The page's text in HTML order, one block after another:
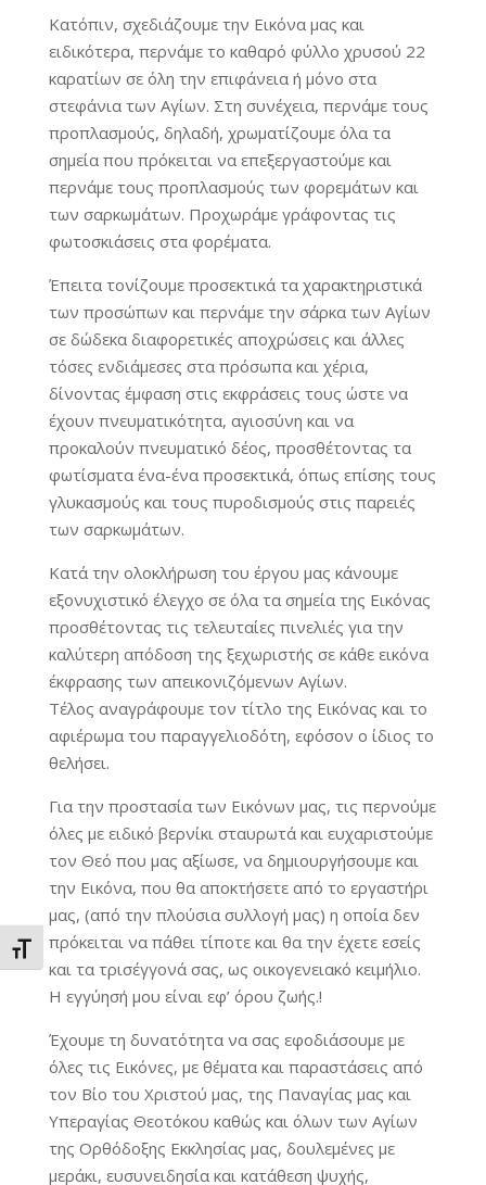
Εναλλαγή Μεγέθους Γραμμάτων
Κατόπιν, σχεδιάζουμε την Εικόνα μας και
ειδικότερα, περνάμε το καθαρό φύλλο χρυσού 22
καρατίων σε όλη την επιφάνεια ή μόνο στα
στεφάνια των Αγίων. Στη συνέχεια, περνάμε τους
προπλασμούς, δηλαδή, χρωματίζουμε όλα τα
σημεία που πρόκειται να επεξεργαστούμε και
περνάμε τους προπλασμούς των φορεμάτων και
των σαρκωμάτων. Προχωράμε γράφοντας τις
φωτοσκιάσεις στα φορέματα.
Έπειτα τονίζουμε προσεκτικά τα χαρακτηριστικά
των προσώπων και περνάμε την σάρκα των Αγίων
σε δώδεκα διαφορετικές αποχρώσεις και άλλες
τόσες ενδιάμεσες στα πρόσωπα και χέρια,
δίνοντας έμφαση στις εκφράσεις τους ώστε να
έχουν πνευματικότητα, αγιοσύνη και να
προκαλούν πνευματικό δέος, προσθέτοντας τα
φωτίσματα ένα-ένα προσεκτικά, όπως επίσης τους
γλυκασμούς και τους πυροδισμούς στις παρειές
των σαρκωμάτων.
Κατά την ολοκλήρωση του έργου μας κάνουμε
εξονυχιστικό έλεγχο σε όλα τα σημεία της Εικόνας
προσθέτοντας τις τελευταίες πινελιές για την
καλύτερη απόδοση της ξεχωριστής σε κάθε εικόνα
έκφρασης των απεικονιζόμενων Αγίων.
Τέλος αναγράφουμε τον τίτλο της Εικόνας και το
αφιέρωμα του παραγγελιοδότη, εφόσον ο ίδιος το
θελήσει.
Για την προστασία των Εικόνων μας, τις περνούμε
όλες με ειδικό βερνίκι σταυρωτά και ευχαριστούμε
τον Θεό που μας αξίωσε, να δημιουργήσουμε και
την Εικόνα, που θα αποκτήσετε από το εργαστήρι
μας, (από την πλούσια συλλογή μας) η οποία δεν
πρόκειται να πάθει τίποτε και θα την έχετε εσείς
και τα τρισέγγονά σας, ως οικογενειακό κειμήλιο.
Η εγγύησή μου είναι εφ’ όρου ζωής.!
Έχουμε τη δυνατότητα να σας εφοδιάσουμε με
όλες τις Εικόνες, με θέματα και παραστάσεις από
τον Βίο του Χριστού μας, της Παναγίας μας και
Υπεραγίας Θεοτόκου καθώς και όλων των Αγίων
της Ορθόδοξης Εκκλησίας μας, δουλεμένες με
μεράκι, ευσυνειδησία και κατάθεση ψυχής,